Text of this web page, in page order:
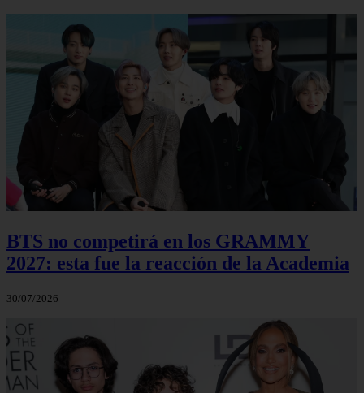
BTS no competirá en los GRAMMY
2027: esta fue la reacción de la Academia
30/07/2026